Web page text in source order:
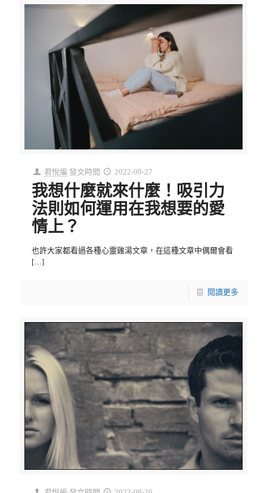
君悅編 發文時間 2022-09-27
我想什麼就來什麼！吸引力
法則如何運用在我想要的愛
情上？
也許大家都看過各種心靈雞湯文章，在這種文章中偶爾會看
[…]
閱讀更多